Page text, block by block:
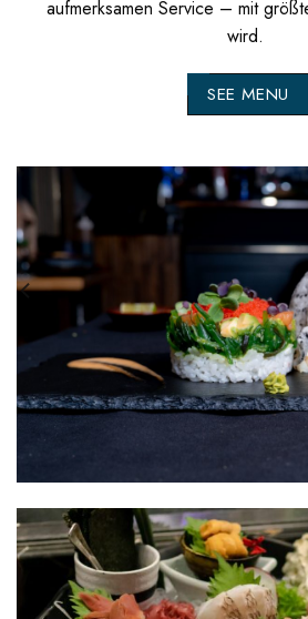
aufmerksamen Service – mit
wird.
SEE MENU